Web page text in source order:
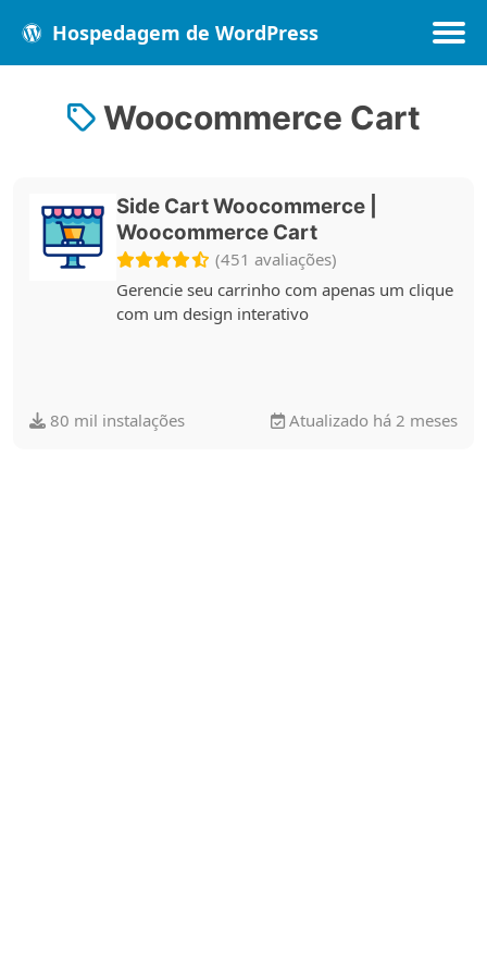
Hospedagem de WordPress
Woocommerce Cart
Side Cart Woocommerce |
Woocommerce Cart
(451 avaliações)
Gerencie seu carrinho com apenas um clique
com um design interativo
80 mil instalações Atualizado há 2 meses